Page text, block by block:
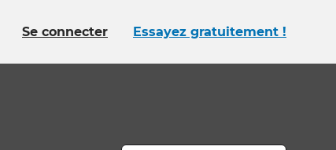
Se connecter Essayez gratuitement !